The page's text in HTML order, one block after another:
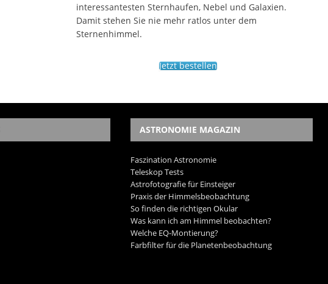
interessantesten Sternhaufen, Nebel und Galaxien.
Damit stehen Sie nie mehr ratlos unter dem
Sternenhimmel.
Jetzt bestellen
ASTRONOMIE MAGAZIN
Faszination Astronomie
Teleskop Tests
Astrofotografie für Einsteiger
Praxis der Himmelsbeobachtung
So finden die richtigen Okular
Was kann ich am Himmel beobachten?
Welche EQ-Montierung?
Farbfilter für die Planetenbeobachtung